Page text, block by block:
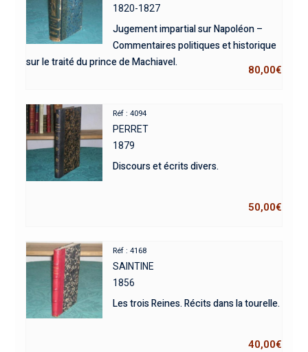
1820-1827
Jugement impartial sur Napoléon –
Commentaires politiques et historique
sur le traité du prince de Machiavel.
80,00€
Réf : 4094
PERRET
1879
Discours et écrits divers.
50,00€
Réf : 4168
SAINTINE
1856
Les trois Reines. Récits dans la tourelle.
40,00€